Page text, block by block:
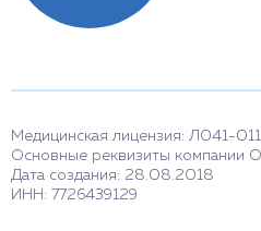
Медицинская лицензия: Л041-
Основные реквизиты компании
Дата создания: 28.08.2018
ИНН: 7726439129